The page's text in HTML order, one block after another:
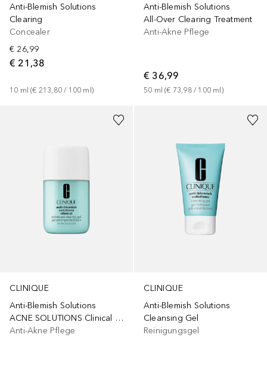
Anti-Blemish Solutions
Clearing
Concealer
€ 26,99
€ 21,38
10 ml (€ 213,80 / 100 ml )
Anti-Blemish Solutions
All-Over Clearing Treatment
Anti-Akne Pflege
€ 36,99
50 ml (€ 73,98 / 100 ml )
CLINIQUE
Anti-Blemish Solutions
ACNE SOLUTIONS Clinical Advanced Clearing Gel
Anti-Akne Pflege
CLINIQUE
Anti-Blemish Solutions
Cleansing Gel
Reinigungsgel